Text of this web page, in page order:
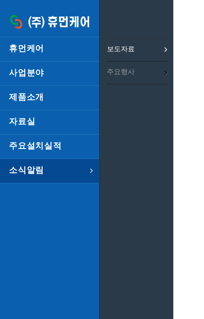
휴먼케어
사업분야
제품소개
자료실
주요설치실적
소식알림
보도자료
주요행사